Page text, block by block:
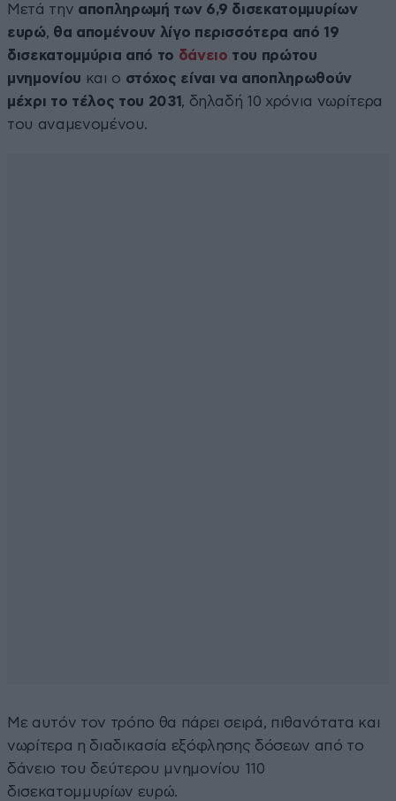
Μετά την αποπληρωμή των 6,9 δισεκατομμυρίων
ευρώ, θα απομένουν λίγο περισσότερα από 19
δισεκατομμύρια από το δάνειο του πρώτου
μνημονίου και ο στόχος είναι να αποπληρωθούν
μέχρι το τέλος του 2031 , δηλαδή 10 χρόνια νωρίτερα
του αναμενομένου.
Με αυτόν τον τρόπο θα πάρει σειρά, πιθανότατα και
νωρίτερα η διαδικασία εξόφλησης δόσεων από το
δάνειο του δεύτερου μνημονίου 110
δισεκατομμυρίων ευρώ.